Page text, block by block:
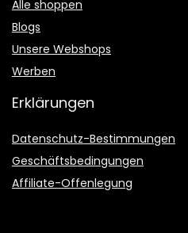
Alle shoppen
Blogs
Unsere Webshops
Werben
Erklärungen
Datenschutz-Bestimmungen
Geschäftsbedingungen
Affiliate-Offenlegung